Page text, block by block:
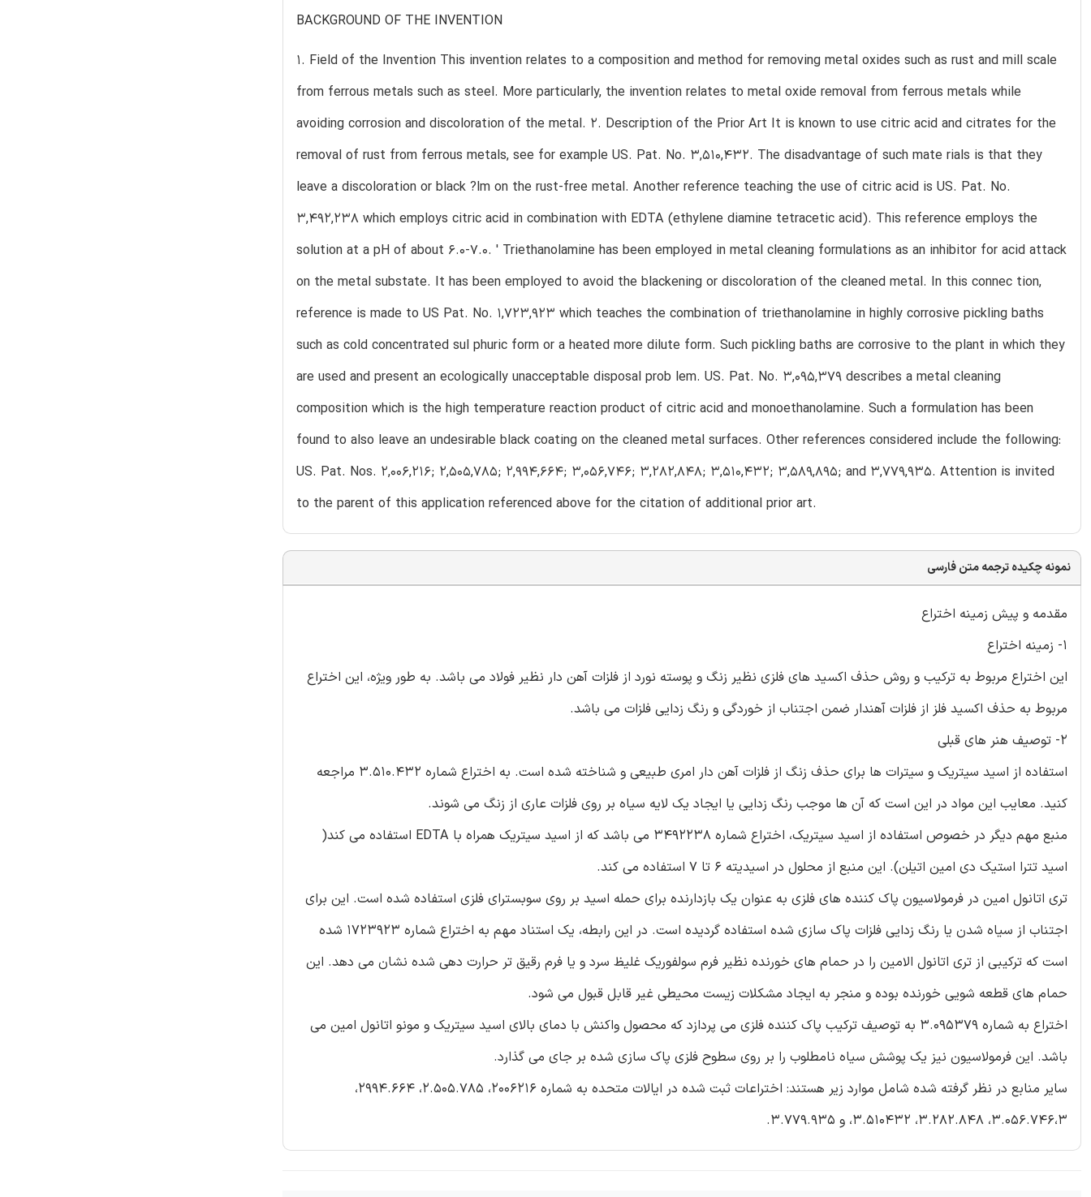
BACKGROUND OF THE INVENTION
1. Field of the Invention This invention relates to a composition and method for removing metal oxides such as rust and mill scale
from ferrous metals such as steel. More particularly, the invention relates to metal oxide removal from ferrous metals while
avoiding corrosion and discoloration of the metal. 2. Description of the Prior Art It is known to use citric acid and citrates for the
removal of rust from ferrous metals, see for example US. Pat. No. 3,510,432. The disadvantage of such mate rials is that they
leave a discoloration or black ?lm on the rust-free metal. Another reference teaching the use of citric acid is US. Pat. No.
3,492,238 which employs citric acid in combination with EDTA (ethylene diamine tetracetic acid). This reference employs the
solution at a pH of about 6.0-7.0. ' Triethanolamine has been employed in metal cleaning formulations as an inhibitor for acid attack
on the metal substate. It has been employed to avoid the blackening or discoloration of the cleaned metal. In this connec tion,
reference is made to US Pat. No. 1,723,923 which teaches the combination of triethanolamine in highly corrosive pickling baths
such as cold concentrated sul phuric form or a heated more dilute form. Such pickling baths are corrosive to the plant in which they
are used and present an ecologically unacceptable disposal prob lem. US. Pat. No. 3,095,379 describes a metal cleaning
composition which is the high temperature reaction product of citric acid and monoethanolamine. Such a formulation has been
found to also leave an undesirable black coating on the cleaned metal surfaces. Other references considered include the following:
US. Pat. Nos. 2,006,216; 2,505,785; 2,994,664; 3,056,746; 3,282,848; 3,510,432; 3,589,895; and 3,779,935. Attention is invited
to the parent of this application referenced above for the citation of additional prior art.
نمونه چکیده ترجمه متن فارسی
مقدمه و پیش زمینه اختراع
1- زمینه اختراع
این اختراع مربوط به ترکیب و روش حذف اکسید های فلزی نظیر زنگ و پوسته نورد از فلزات آهن دار نظیر فولاد می باشد. به طور ویژه، این اختراع
مربوط به حذف اکسید فلز از فلزات آهندار ضمن اجتناب از خوردگی و رنگ زدایی فلزات می باشد.
2- توصیف هنر های قبلی
استفاده از اسید سیتریک و سیترات ها برای حذف زنگ از فلزات آهن دار امری طبیعی و شناخته شده است. به اختراع شماره 3.510.432 مراجعه
کنید. معایب این مواد در این است که آن ها موجب رنگ زدایی یا ایجاد یک لایه سیاه بر روی فلزات عاری از زنگ می شوند.
منبع مهم دیگر در خصوص استفاده از اسید سیتریک، اختراع شماره 3492238 می باشد که از اسید سیتریک همراه با EDTA استفاده می کند(
اسید تترا استیک دی امین اتیلن). این منبع از محلول در اسیدیته 6 تا 7 استفاده می کند.
تری اتانول امین در فرمولاسیون پاک کننده های فلزی به عنوان یک بازدارنده برای حمله اسید بر روی سوبسترای فلزی استفاده شده است. این برای
اجتناب از سیاه شدن یا رنگ زدایی فلزات پاک سازی شده استفاده گردیده است. در این رابطه، یک استناد مهم به اختراع شماره 1723923 شده
است که ترکیبی از تری اتانول الامین را در حمام های خورنده نظیر فرم سولفوریک غلیظ سرد و یا فرم رقیق تر حرارت دهی شده نشان می دهد. این
حمام های قطعه شویی خورنده بوده و منجر به ایجاد مشکلات زیست محیطی غیر قابل قبول می شود.
اختراع به شماره 3.095379 به توصیف ترکیب پاک کننده فلزی می پردازد که محصول واکنش با دمای بالای اسید سیتریک و مونو اتانول امین می
باشد. این فرمولاسیون نیز یک پوشش سیاه نامطلوب را بر روی سطوح فلزی پاک سازی شده بر جای می گذارد.
سایر منابع در نظر گرفته شده شامل موارد زیر هستند: اختراعات ثبت شده در ایالات متحده به شماره 2006216، 2.505.785، 2994.664،
3.056.746،3، 3.282.848، 3.510432، و 3.779.935.